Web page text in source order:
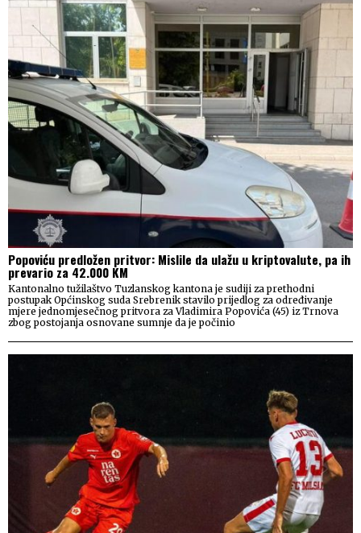
Popoviću predložen pritvor: Mislile da ulažu u kriptovalute, pa ih
prevario za 42.000 KM
Kantonalno tužilaštvo Tuzlanskog kantona je sudiji za prethodni
postupak Općinskog suda Srebrenik stavilo prijedlog za određivanje
mjere jednomjesečnog pritvora za Vladimira Popovića (45) iz Trnova
zbog postojanja osnovane sumnje da je počinio